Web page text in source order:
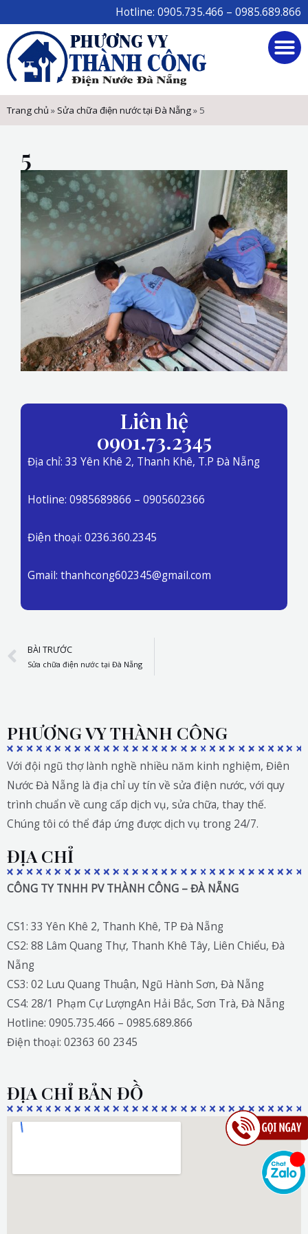
to
content
Hotline: 0905.735.466 – 0985.689.866
Trang chủ » Sửa chữa điện nước tại Đà Nẵng» 5
5
Liên hệ
0901.73.2345
Địa chỉ: 33 Yên Khê 2, Thanh Khê, T.P Đà Nẵng
Hotline: 0985689866 – 0905602366
Điện thoại: 0236.360.2345
Gmail: thanhcong602345@gmail.com
Prev
BÀI TRƯỚC
Sửa chữa điện nước tại Đà Nẵng
PHƯƠNG VY THÀNH CÔNG
Với đội ngũ thợ lành nghề nhiều năm kinh nghiệm, Điên
Nước Đà Nẵng là địa chỉ uy tín về sửa điện nước, với quy
trình chuẩn về cung cấp dịch vụ, sửa chữa, thay thế.
Chúng tôi có thể đáp ứng được dịch vụ trong 24/7.
ĐỊA CHỈ
CÔNG TY TNHH PV THÀNH CÔNG – ĐÀ NẴNG
CS1: 33 Yên Khê 2, Thanh Khê, TP Đà Nẵng
CS2: 88 Lâm Quang Thự, Thanh Khê Tây, Liên Chiểu, Đà
Nẵng
CS3: 02 Lưu Quang Thuận, Ngũ Hành Sơn, Đà Nẵng
CS4: 28/1 Phạm Cự LượngAn Hải Bắc, Sơn Trà, Đà Nẵng
Hotline: 0905.735.466 – 0985.689.866
Điện thoại: 02363 60 2345
ĐỊA CHỈ BẢN ĐỒ